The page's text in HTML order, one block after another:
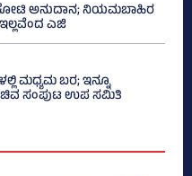
ಅನುದಾನ; ನಿಯಮಬಾಹಿರ
ಎಜಿ
ಮಧ್ಯಮ ಬರ; ಇನ್ನೂ
ಸಂಪುಟ ಉಪ ಸಮಿತಿ